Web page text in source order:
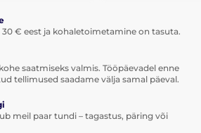
kinnituvuse kogu pinna
ole ohtu, et kaitseklaasi servad
€ eest ja kohaletoimetamine on tasuta.
saatmiseks valmis. Tööpäevadel enne
tellimused saadame välja samal päeval.
meil paar tundi – tagastus, päring või